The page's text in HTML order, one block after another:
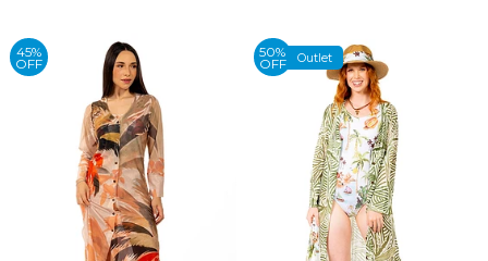
45%
OFF Outlet
50%
OFF